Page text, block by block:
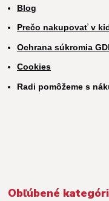
Blog
Prečo nakupovať v
Ochrana súkromia
Cookies
Radi pomôžeme s
Obľúbené